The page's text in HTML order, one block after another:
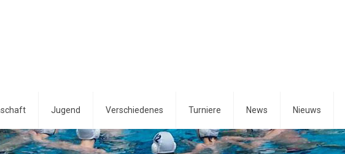
Jugend Verschiedenes Turniere News Nieuws